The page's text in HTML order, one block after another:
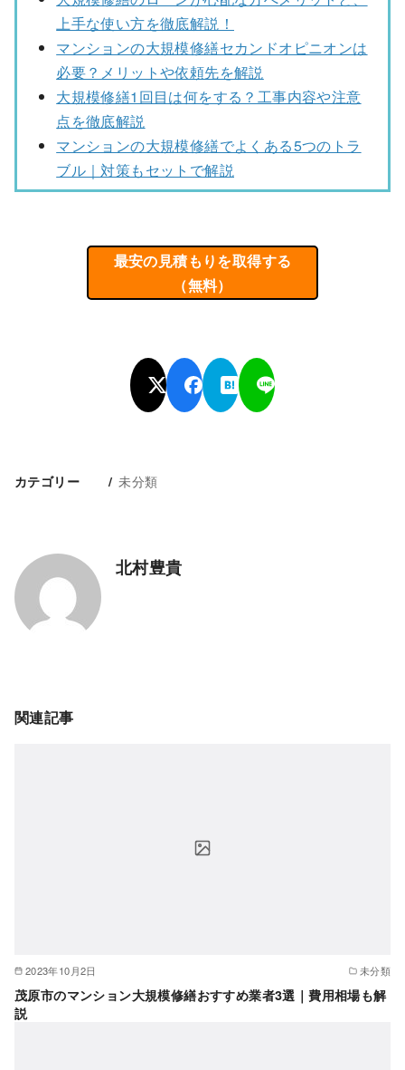
上手な使い方を徹底解説！
マンションの大規模修繕セカンドオピニオンは
必要？メリットや依頼先を解説
大規模修繕1回目は何をする？工事内容や注意
点を徹底解説
マンションの大規模修繕でよくある5つのトラ
ブル｜対策もセットで解説
最安の見積もりを取得する
（無料）
カテゴリー 未分類
北村豊貴
関連記事
2023年10月2日 未分類
茂原市のマンション大規模修繕おすすめ業者3選｜費用相場も解
説